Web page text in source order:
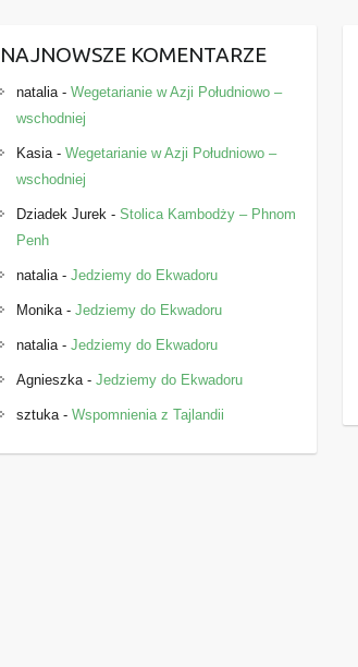
NAJNOWSZE KOMENTARZE
natalia-Wegetarianie w Azji Południowo –
wschodniej
Kasia-Wegetarianie w Azji Południowo –
wschodniej
Dziadek Jurek -Stolica Kambodży – Phnom
Penh
natalia-Jedziemy do Ekwadoru
Monika-Jedziemy do Ekwadoru
natalia-Jedziemy do Ekwadoru
Agnieszka-Jedziemy do Ekwadoru
sztuka-Wspomnienia z Tajlandii